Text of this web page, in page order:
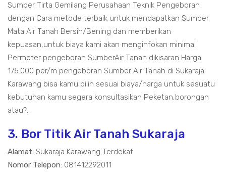
Sumber Tirta Gemilang Perusahaan Teknik Pengeboran
dengan Cara metode terbaik untuk mendapatkan Sumber
Mata Air Tanah Bersih/Bening dan memberikan
kepuasan,untuk biaya kami akan menginfokan minimal
Permeter pengeboran SumberAir Tanah dikisaran Harga
175.000 per/m pengeboran Sumber Air Tanah di Sukaraja
Karawang bisa kamu pilih sesuai biaya/harga untuk sesuatu
kebutuhan kamu segera konsultasikan Peketan,borongan
atau?..
3. Bor Titik Air Tanah Sukaraja
Alamat: Sukaraja Karawang Terdekat
Nomor Telepon: 081412292011